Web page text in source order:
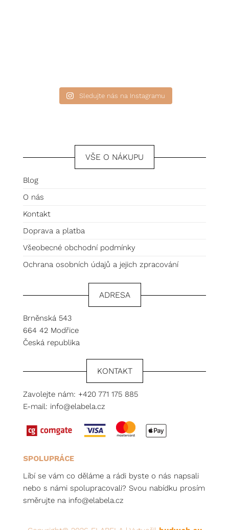
Sledujte nás na Instagramu
VŠE O NÁKUPU
Blog
O nás
Kontakt
Doprava a platba
Všeobecné obchodní podmínky
Ochrana osobních údajů a jejich zpracování
ADRESA
Brněnská 543
664 42 Modřice
Česká republika
KONTAKT
Zavolejte nám: +420 771 175 885
E-mail: info@elabela.cz
SPOLUPRÁCE
Líbí se vám co děláme a rádi byste o nás napsali
nebo s námi spolupracovali? Svou nabídku prosím
směrujte na info@elabela.cz